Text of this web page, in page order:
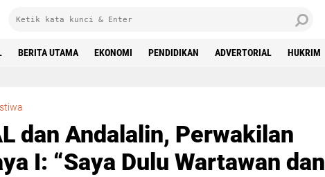
BERITA UTAMA EKONOMI PENDIDIKAN ADVERTORIAL HUKRIM
dan Andalalin, Perwakilan
I: “Saya Dulu Wartawan dan